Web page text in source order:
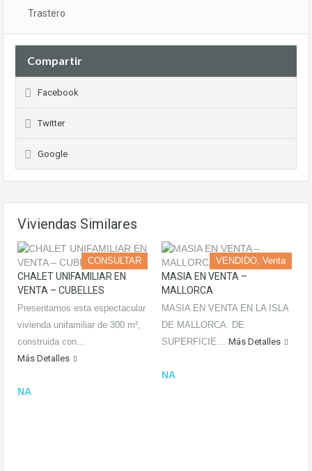
Trastero
Compartir
Facebook
Twitter
Google
Viviendas Similares
CONSULTAR
CHALET UNIFAMILIAR EN
VENTA – CUBELLES
Presentamos esta espectacular
vivienda unifamiliar de 300 m²,
construida con…
Más Detalles
NA
VENDIDO, Venta
MASIA EN VENTA –
MALLORCA
MASIA EN VENTA EN LA ISLA
DE MALLORCA. DE
SUPERFICIE… Más Detalles
NA